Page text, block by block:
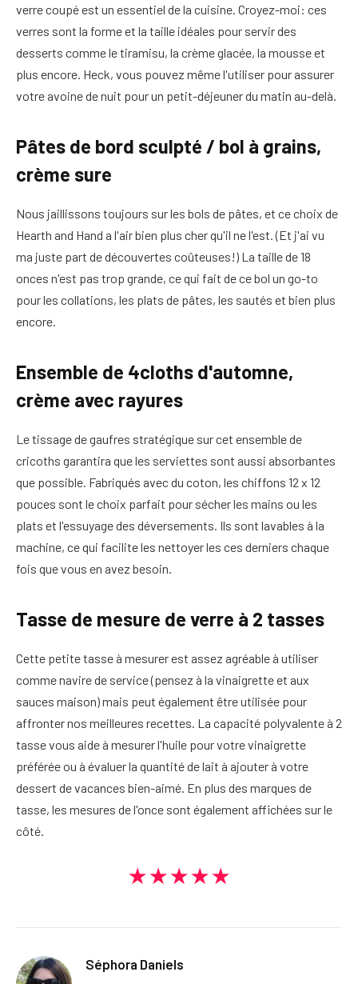
verre coupé est un essentiel de la cuisine. Croyez-moi: ces
verres sont la forme et la taille idéales pour servir des
desserts comme le tiramisu, la crème glacée, la mousse et
plus encore. Heck, vous pouvez même l'utiliser pour assurer
votre avoine de nuit pour un petit-déjeuner du matin au-delà.
Pâtes de bord sculpté / bol à grains,
crème sure
Nous jaillissons toujours sur les bols de pâtes, et ce choix de
Hearth and Hand a l'air bien plus cher qu'il ne l'est. (Et j'ai vu
ma juste part de découvertes coûteuses!) La taille de 18
onces n'est pas trop grande, ce qui fait de ce bol un go-to
pour les collations, les plats de pâtes, les sautés et bien plus
encore.
Ensemble de 4cloths d'automne,
crème avec rayures
Le tissage de gaufres stratégique sur cet ensemble de
cricoths garantira que les serviettes sont aussi absorbantes
que possible. Fabriqués avec du coton, les chiffons 12 x 12
pouces sont le choix parfait pour sécher les mains ou les
plats et l'essuyage des déversements. Ils sont lavables à la
machine, ce qui facilite les nettoyer les ces derniers chaque
fois que vous en avez besoin.
Tasse de mesure de verre à 2 tasses
Cette petite tasse à mesurer est assez agréable à utiliser
comme navire de service (pensez à la vinaigrette et aux
sauces maison) mais peut également être utilisée pour
affronter nos meilleures recettes. La capacité polyvalente à 2
tasse vous aide à mesurer l'huile pour votre vinaigrette
préférée ou à évaluer la quantité de lait à ajouter à votre
dessert de vacances bien-aimé. En plus des marques de
tasse, les mesures de l'once sont également affichées sur le
côté.
★★★★★
Séphora Daniels